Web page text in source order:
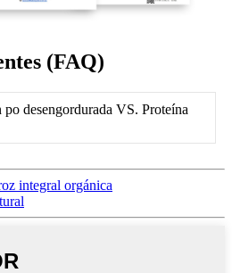
(FAQ)
po desengordurada VS. Proteína
integral orgánica